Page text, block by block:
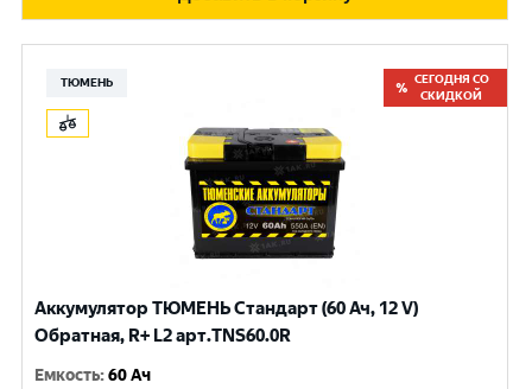
ТЮМЕНЬ
СЕГОДНЯ СО
СКИДКОЙ
Аккумулятор ТЮМЕНЬ Стандарт (60 Ач, 12 V)
Обратная, R+ L2 арт.TNS60.0R
Емкость:60 Ач